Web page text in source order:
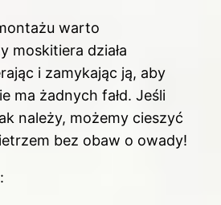
warto
moskitiera działa
i zamykając ją, aby
ma żadnych fałd. Jeśli
należy, możemy cieszyć
bez obaw o owady!